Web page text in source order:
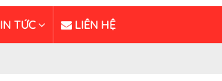
TỨC LIÊN HỆ